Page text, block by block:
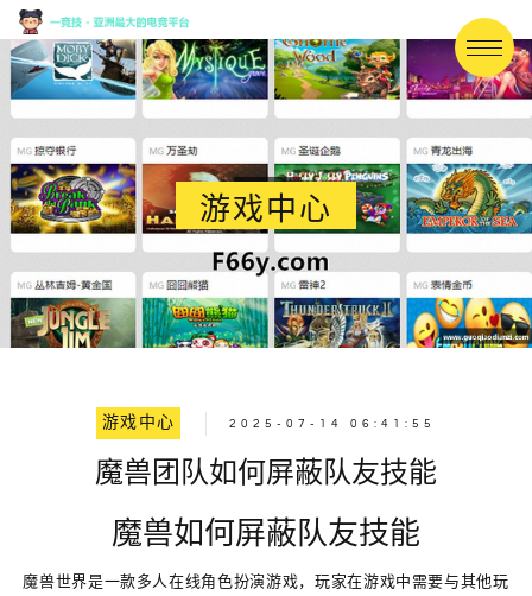
游戏中心
游戏中心 2025-07-14 06:41:55
魔兽团队如何屏蔽队友技能
魔兽如何屏蔽队友技能
魔兽世界是一款多人在线角色扮演游戏，玩家在游戏中需要与其他玩